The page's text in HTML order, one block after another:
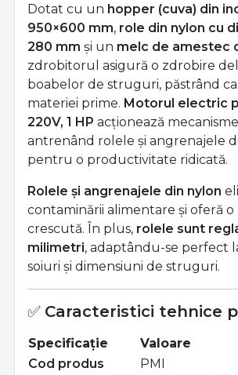
Dotat cu un hopper (cuva) din
950×600 mm, role din nylon cu
280 mm și un melc de amestec
zdrobitorul asigură o zdrobire
boabelor de struguri, păstrând
materiei prime. Motorul electric
220V, 1 HP acționează
antrenând rolele și angrenajele
pentru o productivitate ridicată.
Rolele și angrenajele din nylon
contaminării alimentare și oferă
crescută. În plus, rolele sunt
milimetri, adaptându-se perfect
soiuri și dimensiuni de struguri.
✅ Caracteristici tehnice
Specificație
Valoare
Cod produs
PMI